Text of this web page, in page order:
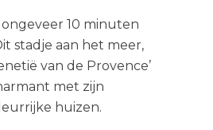
10 minuten
stadje aan het meer,
van de Provence’
met zijn
huizen.